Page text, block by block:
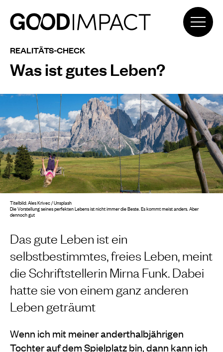
REALITÄTS-CHECK
Was ist gutes Leben?
Das gute Leben ist ein
selbstbestimmtes, freies Leben, meint
die Schriftstellerin Mirna Funk. Dabei
hatte sie von einem ganz anderen
Leben geträumt
Wenn ich mit meiner anderthalbjährigen
Tochter auf dem Spielplatz bin, dann kann ich
Titelbild:Ales Krivec / Unsplash
Die Vorstellung seines perfekten Lebens ist nicht immer die Beste. Es kommt meist anders. Aber
dennoch gut